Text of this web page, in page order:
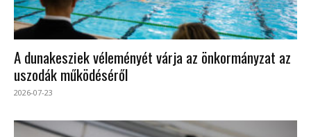
A dunakesziek véleményét várja az önkormányzat az
uszodák működéséről
2026-07-23